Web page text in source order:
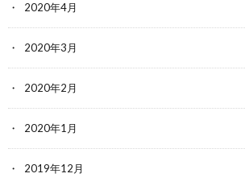
2020年4月
2020年3月
2020年2月
2020年1月
2019年12月